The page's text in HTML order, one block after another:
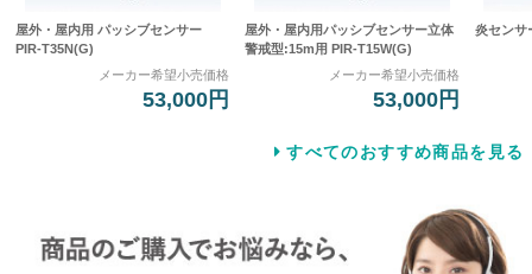
屋外・屋内用 パッシブセンサー
PIR-T35N(G)
メーカー希望小売価格
53,000円
屋外・屋内用パッシブセンサー立体
警戒型:15m用 PIR-T15W(G)
メーカー希望小売価格
53,000円
炎センサ
すべてのおすすめ商品を見る